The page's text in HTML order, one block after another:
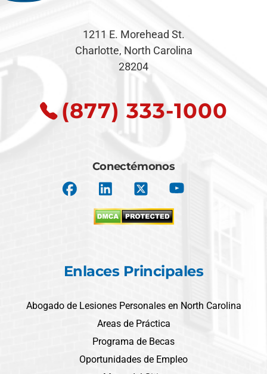
1211 E. Morehead St.
Charlotte, North Carolina
28204
(877) 333-1000
Conectémonos
Enlaces Principales
Abogado de Lesiones Personales en North Carolina
Areas de Práctica
Programa de Becas
Oportunidades de Empleo